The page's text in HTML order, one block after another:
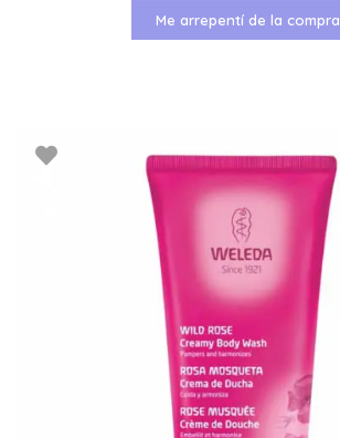
Me arrepentí de la compra